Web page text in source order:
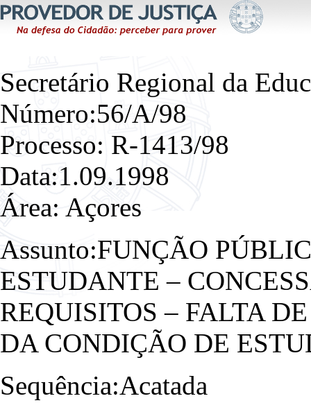
Secretário Regional da
Número:56/A/98
Processo: R-1413/98
Data:1.09.1998
Área: Açores
Assunto:FUNÇÃO
ESTUDANTE –
REQUISITOS – FALTA
DA CONDIÇÃO DE
Sequência:Acatada